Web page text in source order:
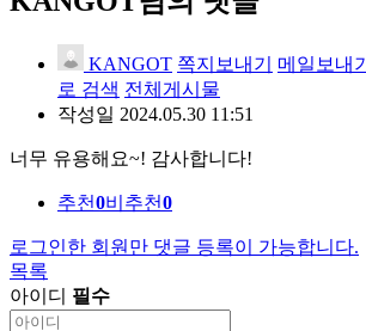
KANGOT 쪽지보내기 메일보내기
로 검색 전체게시물
작성일 2024.05.30 11:51
너무 유용해요~! 감사합니다!
추천0비추천0
로그인한 회원만 댓글 등록이 가능합니다.
목록
아이디 필수